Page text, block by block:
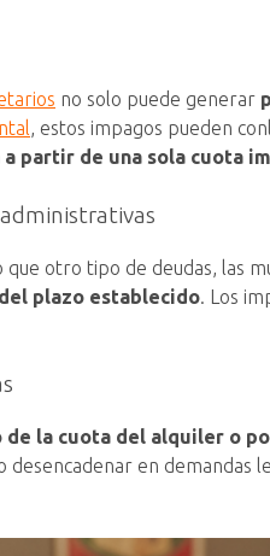
no solo puede generar
, estos impagos pueden
partir de una sola cuota
otro tipo de deudas, las
plazo establecido. Los
de la cuota del alquiler o
en demandas